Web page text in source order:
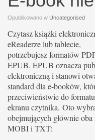
Opublikowano w Uncategorised
Czytasz książki
eReaderze lub tablecie,
potrzebujesz formatów
EPUB. EPUB oznacza
elektroniczną i stanowi
standard dla e-booków,
przeciwieństwie do
ekranu czytnika. Oto
obejmujących głównie
MOBI i TXT: